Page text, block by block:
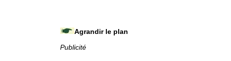
Agrandir le plan
Publicité